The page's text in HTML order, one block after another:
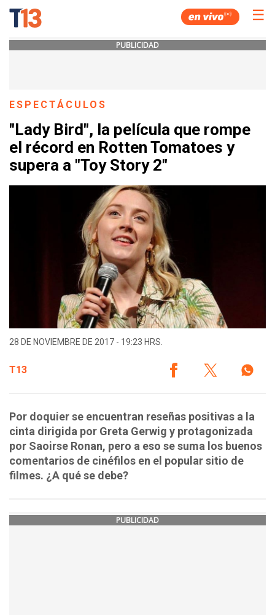
☰
PUBLICIDAD
ESPECTÁCULOS
"Lady Bird", la película que rompe
el récord en Rotten Tomatoes y
supera a "Toy Story 2"
28 DE NOVIEMBRE DE 2017 - 19:23 HRS.
T13
Por doquier se encuentran reseñas positivas a la
cinta dirigida por Greta Gerwig y protagonizada
por Saoirse Ronan, pero a eso se suma los buenos
comentarios de cinéfilos en el popular sitio de
filmes. ¿A qué se debe?
PUBLICIDAD